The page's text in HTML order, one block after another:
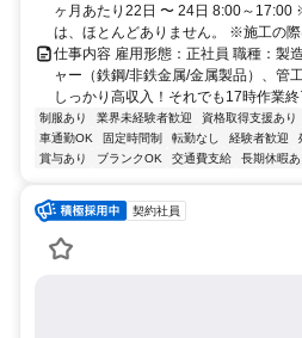
ヶ月あたり22日 〜 24日 8:00～17:00
は、ほとんどありません。 ※施工の
仕事内容 雇用形態：正社員 職種：製
ャー（鉄鋼/非鉄金属/金属製品）、管
しっかり高収入！それでも17時作業
制服あり 業界未経験者歓迎 資格取得支援あり
車通勤OK
固定時間制 転勤なし 経験者歓迎
賞与あり
ブランクOK 交通費支給 長期休暇あ
契約社員